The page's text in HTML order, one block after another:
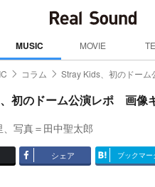
MUSIC MOVIE
コラム Stray Kids、初のドーム
初のドーム公演レポ 画像
写真＝田中聖太郎
シェア ブックマー